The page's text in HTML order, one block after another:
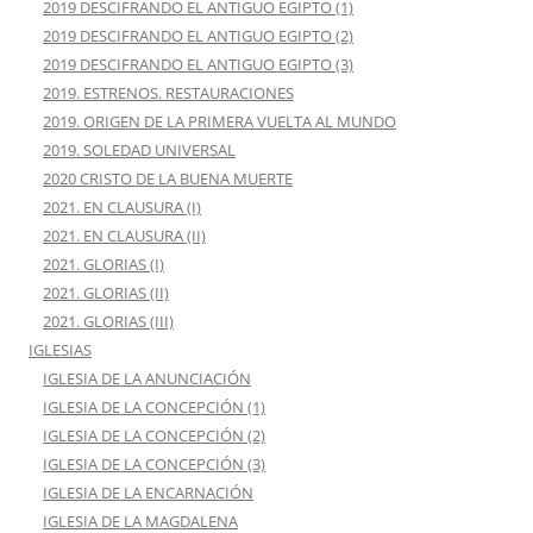
2019 DESCIFRANDO EL ANTIGUO EGIPTO (1)
2019 DESCIFRANDO EL ANTIGUO EGIPTO (2)
2019 DESCIFRANDO EL ANTIGUO EGIPTO (3)
2019. ESTRENOS. RESTAURACIONES
2019. ORIGEN DE LA PRIMERA VUELTA AL MUNDO
2019. SOLEDAD UNIVERSAL
2020 CRISTO DE LA BUENA MUERTE
2021. EN CLAUSURA (I)
2021. EN CLAUSURA (II)
2021. GLORIAS (I)
2021. GLORIAS (II)
2021. GLORIAS (III)
IGLESIAS
IGLESIA DE LA ANUNCIACIÓN
IGLESIA DE LA CONCEPCIÓN (1)
IGLESIA DE LA CONCEPCIÓN (2)
IGLESIA DE LA CONCEPCIÓN (3)
IGLESIA DE LA ENCARNACIÓN
IGLESIA DE LA MAGDALENA